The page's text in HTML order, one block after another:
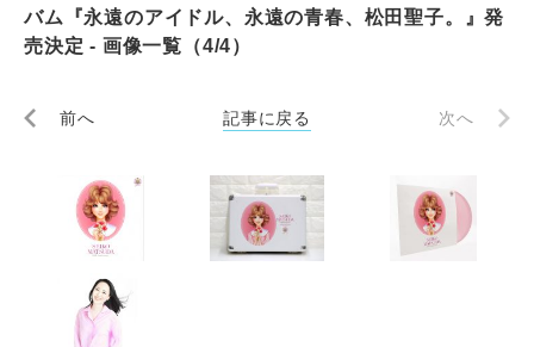
バム『永遠のアイドル、永遠の青春、松田聖子。』発
売決定 - 画像一覧（4/4）
前へ 記事に戻る 次へ